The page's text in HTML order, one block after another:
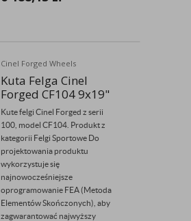
Cinel Forged Wheels
Kuta Felga Cinel
Forged CF104 9x19"
Kute felgi Cinel Forged z serii
100, model CF104. Produkt z
kategorii Felgi Sportowe Do
projektowania produktu
wykorzystuje się
najnowocześniejsze
oprogramowanie FEA (Metoda
Elementów Skończonych), aby
zagwarantować najwyższy